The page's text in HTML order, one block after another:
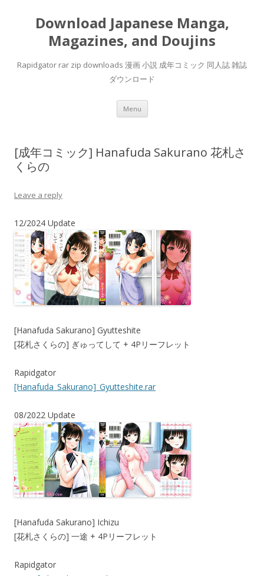
Download Japanese Manga,
Magazines, and Doujins
Rapidgator rar zip downloads 漫画 小説 成年コミック 同人誌 雑誌
ダウンロード
Menu Skip
content
[成年コミック] Hanafuda Sakurano 花札さ
くらの
Leave a reply
12/2024 Update
[Hanafuda Sakurano] Gyutteshite
[花札さくらの] ぎゅってして + 4Pリーフレット
Rapidgator
[Hanafuda_Sakurano]_Gyutteshite.rar
08/2022 Update
[Hanafuda Sakurano] Ichizu
[花札さくらの] 一途 + 4Pリーフレット
Rapidgator